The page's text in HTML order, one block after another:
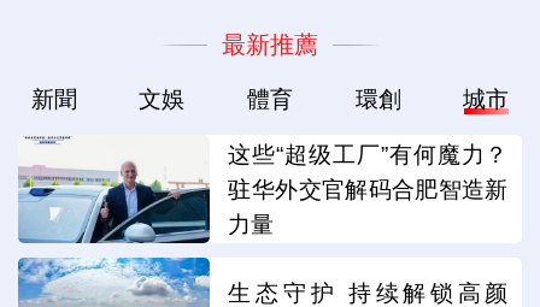
最新推薦
新聞 文娛 體育 環創 城市
这些“超级工厂”有何魔力？
驻华外交官解码合肥智造新
力量
生态守护 持续解锁高颜